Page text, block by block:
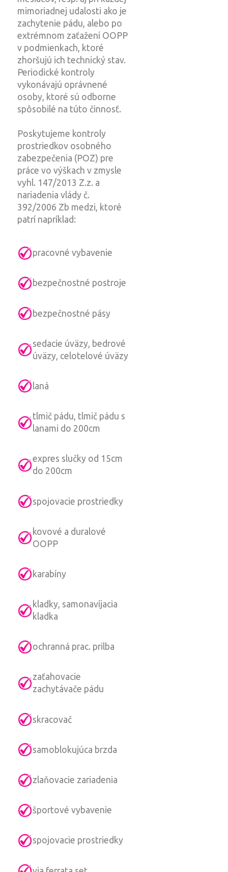
mimoriadnej udalosti ako je
zachytenie pádu, alebo po
extrémnom zaťažení OOPP
v podmienkach, ktoré
zhoršujú ich technický stav.
Periodické kontroly
vykonávajú oprávnené
osoby, ktoré sú odborne
spôsobilé na túto činnosť.
Poskytujeme kontroly
prostriedkov osobného
zabezpečenia (POZ) pre
práce vo výškach v zmysle
vyhl. 147/2013 Z.z. a
nariadenia vlády č.
392/2006 Zb medzi, ktoré
patrí napríklad:
pracovné vybavenie
bezpečnostné postroje
bezpečnostné pásy
sedacie úväzy, bedrové
úväzy, celotelové úväzy
laná
tlmič pádu, tlmič pádu s
lanami do 200cm
expres slučky od 15cm
do 200cm
spojovacie prostriedky
kovové a duralové
OOPP
karabíny
kladky, samonavíjacia
kladka
ochranná prac. prilba
zaťahovacie
zachytávače pádu
skracovač
samoblokujúca brzda
zlaňovacie zariadenia
športové vybavenie
spojovacie prostriedky